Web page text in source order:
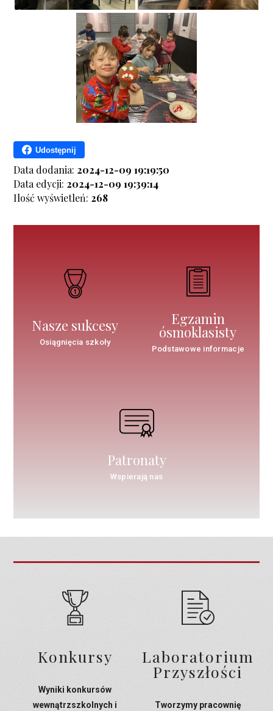
Udostępnij
Data dodania: 2024-12-09 19:19:50
Data edycji: 2024-12-09 19:39:14
Ilość wyświetleń: 268
Nasze sukcesy
Osiągnięcia szkoły
Egzamin
ósmoklasisty
Podstawowe informacje
Patronaty
Wspierają nas
Konkursy
Wyniki konkursów
wewnątrzszkolnych i
Laboratorium
Przyszłości
Tworzymy pracownię